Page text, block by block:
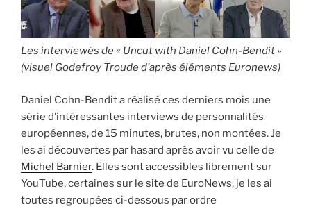
Les interviewés de « Uncut with Daniel Cohn-Bendit »
(visuel Godefroy Troude d’après éléments Euronews)
Daniel Cohn-Bendit a réalisé ces derniers mois une
série d’intéressantes interviews de personnalités
européennes, de 15 minutes, brutes, non montées. Je
les ai découvertes par hasard après avoir vu celle de
Michel Barnier. Elles sont accessibles librement sur
YouTube, certaines sur le site de EuroNews, je les ai
toutes regroupées ci-dessous par ordre